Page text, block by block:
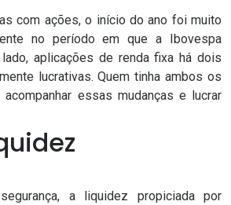
com ações, o início do ano foi muito
no período em que a Ibovespa
aplicações de renda fixa há dois
lucrativas. Quem tinha ambos os
essas mudanças e lucrar
a liquidez propiciada por